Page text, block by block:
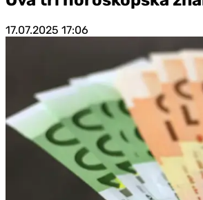
17.07.2025 17:06